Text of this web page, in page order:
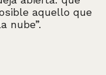
aquello que
nube”.